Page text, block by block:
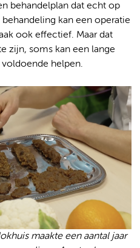
behandelplan dat echt op
behandeling kan een operatie
ook effectief. Maar dat
zijn, soms kan een lange
helpen.
maakte een aantal jaar